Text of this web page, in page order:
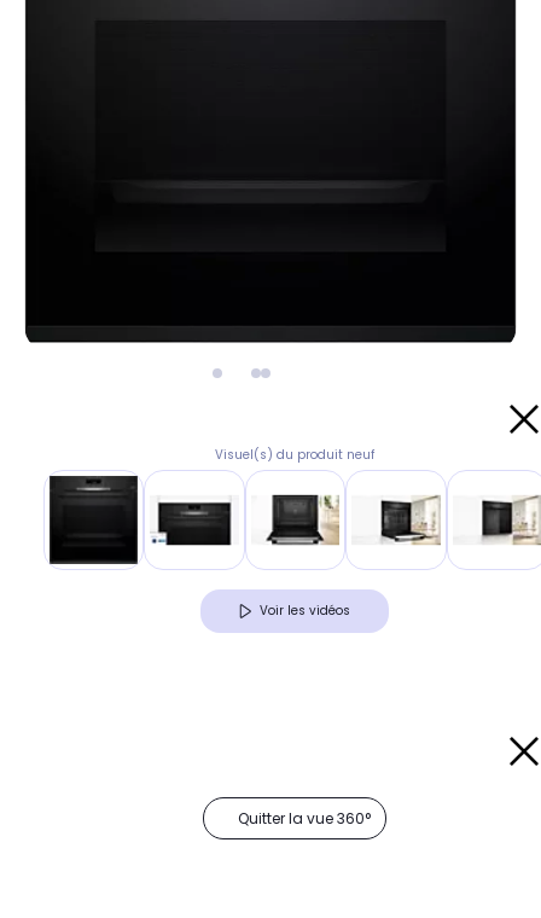
Visuel(s) du produit neuf
Voir les vidéos
Quitter la vue 360°